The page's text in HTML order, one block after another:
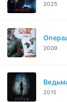
2025
2009
2015